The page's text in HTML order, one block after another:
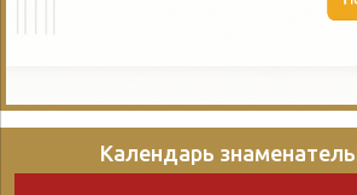
Календарь